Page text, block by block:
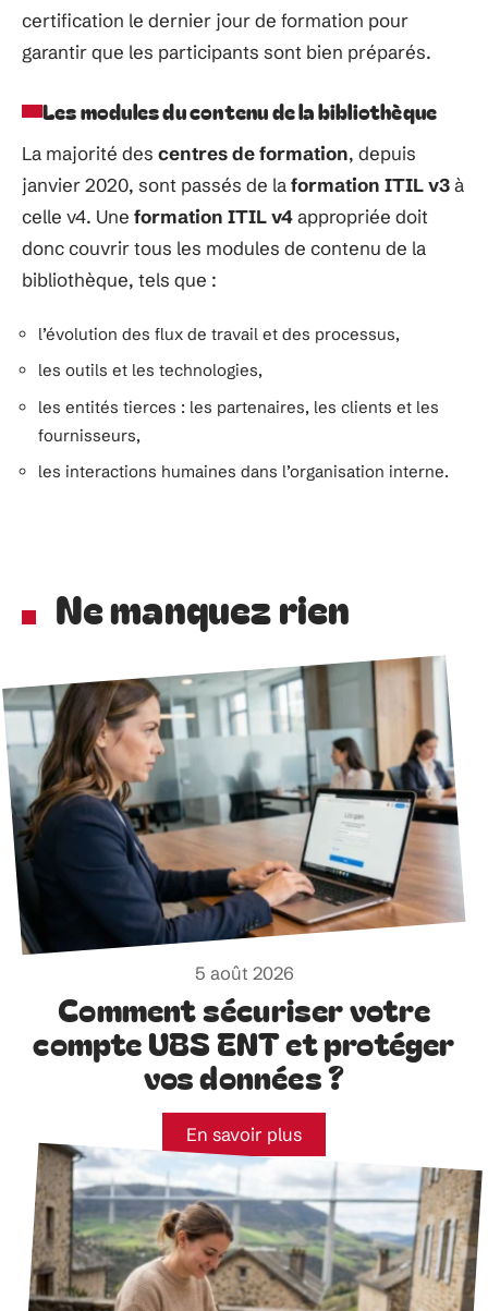
certification le dernier jour de formation pour
garantirque les participants sont bien préparés.
Les modules du contenu de la bibliothèque
La majorité des centres deformation, depuis
janvier 2020, sont passés de laformation ITIL v3à
celle v4. Une formation ITIL v4appropriée doit
donccouvrirtous les modules de contenu de la
bibliothèque, tels que :
l’évolution des flux de travail et des processus,
les outils et les technologies,
les entités tierces : les partenaires, les clients et les
fournisseurs,
les interactions humaines dans l’organisation interne.
Ne manquez rien
5 août 2026
Comment sécuriser votre
compte UBS ENT et protéger
vos données ?
En savoir plus